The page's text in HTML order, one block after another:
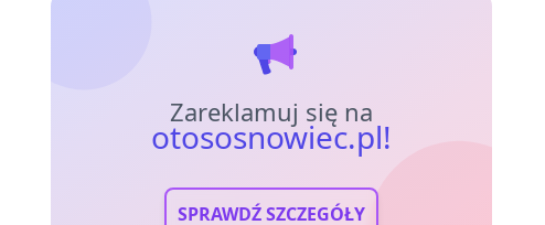
Zareklamuj się na
otososnowiec.pl!
SPRAWDŹ SZCZEGÓŁY